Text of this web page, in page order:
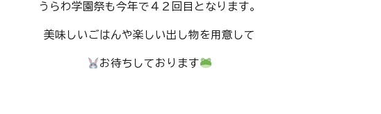
うらわ学園祭も今年で４２回目となります。
美味しいごはんや楽しい出し物を用意して
お待ちしております